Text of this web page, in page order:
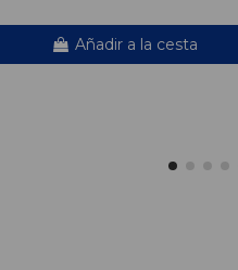
Añadir a la cesta